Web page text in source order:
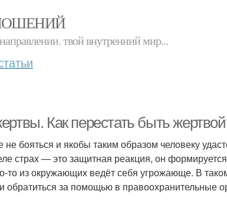
твой внутренний мир...
Как перестать быть
не бояться и якобы таким образом человеку
страх — это защитная реакция, он
то из окружающих ведёт себя угрожающе. В
за помощью в правоохранительные